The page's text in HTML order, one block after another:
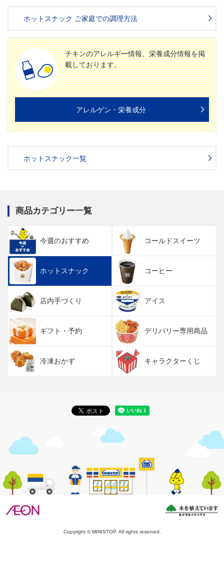
ホットスナック ご家庭での調理方法
チキンのアレルギー情報、栄養成分情報を掲
載しております。
アレルゲン・栄養成分
ホットスナック一覧
商品カテゴリー一覧
今週のおすすめ コールドスイーツ
ホットスナック コーヒー
店内手づくり アイス
ギフト・予約 デリバリー専用商品
冷凍おかず キャラクターくじ
Copyright © MINISTOP. All rights reserved.